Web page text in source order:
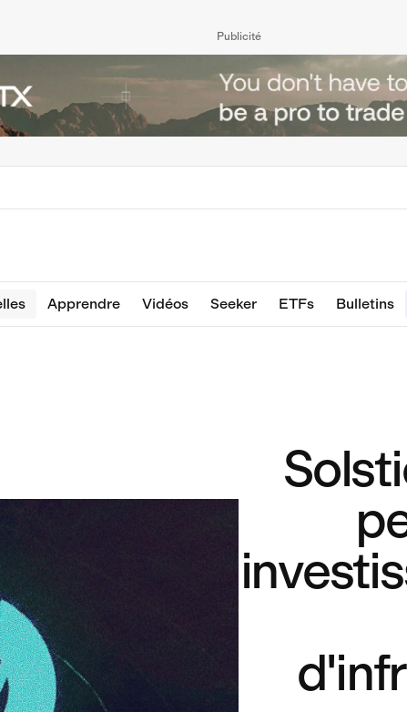
Publicité
Apprendre Vidéos Seeker ETFs Bulletins